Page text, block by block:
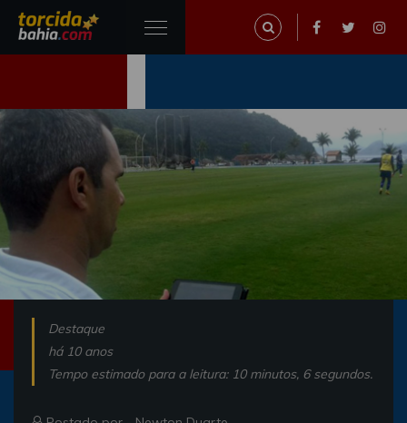
Destaque
há 10 anos
Tempo estimado para a leitura: 10 minutos, 6 segundos.